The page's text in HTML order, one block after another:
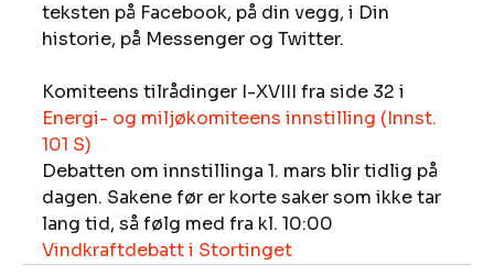
teksten på Facebook, på din vegg, i Din
historie, på Messenger og Twitter.
Komiteens tilrådinger I-XVIII fra side 32 i
Energi- og miljøkomiteens innstilling (Innst.
101 S)
Debatten om innstillinga 1. mars blir tidlig på
dagen. Sakene før er korte saker som ikke tar
lang tid, så følg med fra kl. 10:00
Vindkraftdebatt i Stortinget